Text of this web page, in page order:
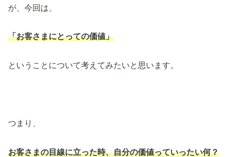
が、今回は、
「お客さまにとっての価値」
ということについて考えてみたいと思います。
つまり、
お客さまの目線に立った時、自分の価値っていったい何？